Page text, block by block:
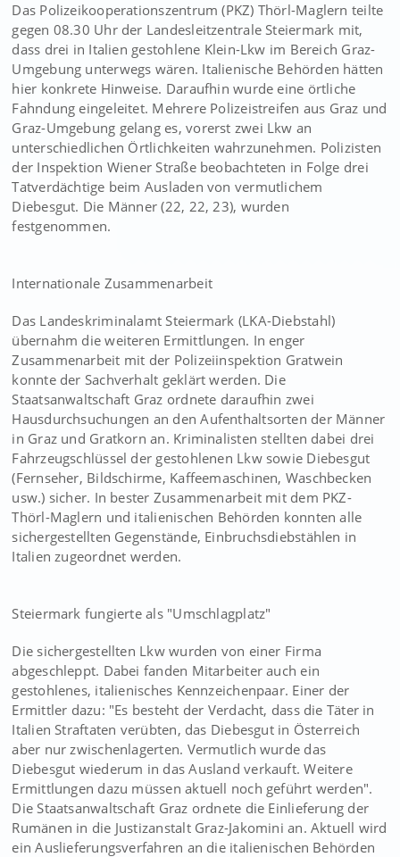
Das Polizeikooperationszentrum (PKZ) Thörl-Maglern teilte
gegen 08.30 Uhr der Landesleitzentrale Steiermark mit,
dass drei in Italien gestohlene Klein-Lkw im Bereich Graz-
Umgebung unterwegs wären. Italienische Behörden hätten
hier konkrete Hinweise. Daraufhin wurde eine örtliche
Fahndung eingeleitet. Mehrere Polizeistreifen aus Graz und
Graz-Umgebung gelang es, vorerst zwei Lkw an
unterschiedlichen Örtlichkeiten wahrzunehmen. Polizisten
der Inspektion Wiener Straße beobachteten in Folge drei
Tatverdächtige beim Ausladen von vermutlichem
Diebesgut. Die Männer (22, 22, 23), wurden
festgenommen.
Internationale Zusammenarbeit
Das Landeskriminalamt Steiermark (LKA-Diebstahl)
übernahm die weiteren Ermittlungen. In enger
Zusammenarbeit mit der Polizeiinspektion Gratwein
konnte der Sachverhalt geklärt werden. Die
Staatsanwaltschaft Graz ordnete daraufhin zwei
Hausdurchsuchungen an den Aufenthaltsorten der Männer
in Graz und Gratkorn an. Kriminalisten stellten dabei drei
Fahrzeugschlüssel der gestohlenen Lkw sowie Diebesgut
(Fernseher, Bildschirme, Kaffeemaschinen, Waschbecken
usw.) sicher. In bester Zusammenarbeit mit dem PKZ-
Thörl-Maglern und italienischen Behörden konnten alle
sichergestellten Gegenstände, Einbruchsdiebstählen in
Italien zugeordnet werden.
Steiermark fungierte als "Umschlagplatz"
Die sichergestellten Lkw wurden von einer Firma
abgeschleppt. Dabei fanden Mitarbeiter auch ein
gestohlenes, italienisches Kennzeichenpaar. Einer der
Ermittler dazu: "Es besteht der Verdacht, dass die Täter in
Italien Straftaten verübten, das Diebesgut in Österreich
aber nur zwischenlagerten. Vermutlich wurde das
Diebesgut wiederum in das Ausland verkauft. Weitere
Ermittlungen dazu müssen aktuell noch geführt werden".
Die Staatsanwaltschaft Graz ordnete die Einlieferung der
Rumänen in die Justizanstalt Graz-Jakomini an. Aktuell wird
ein Auslieferungsverfahren an die italienischen Behörden